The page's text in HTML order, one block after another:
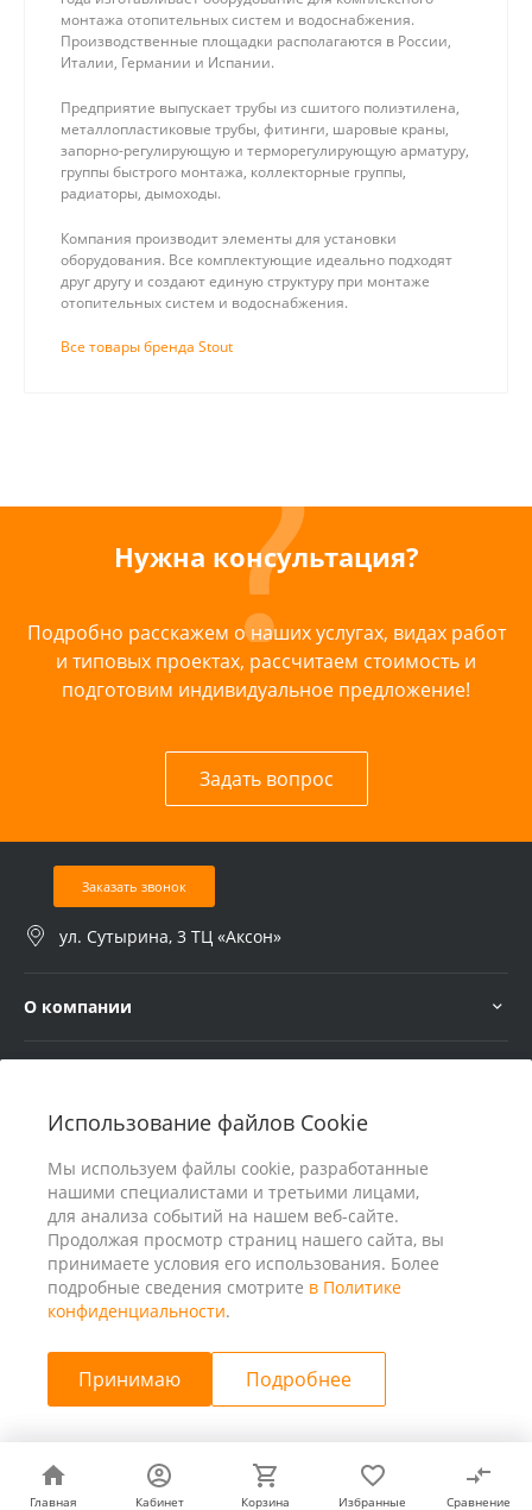
Использование файлов Cookie
Мы используем файлы cookie, разработанные
нашими специалистами и третьими лицами,
для анализа событий на нашем веб-сайте.
Продолжая просмотр страниц нашего сайта, вы
принимаете условия его использования. Более
подробные сведения смотрите в Политике
конфиденциальности.
Принимаю Подробнее
Главная Кабинет Корзина Избранные Сравнение
Главная Кабинет Корзина Избранные Сравнение
монтажа отопительных систем и водоснабжения.
Производственные площадки располагаются в России,
Италии, Германии и Испании.
Предприятие выпускает трубы из сшитого полиэтилена,
металлопластиковые трубы, фитинги, шаровые краны,
запорно-регулирующую и терморегулирующую арматуру,
группы быстрого монтажа, коллекторные группы,
радиаторы, дымоходы.
Компания производит элементы для установки
оборудования. Все комплектующие идеально подходят
друг другу и создают единую структуру при монтаже
отопительных систем и водоснабжения.
Все товары бренда Stout
Нужна консультация?
Подробно расскажем о наших услугах, видах работ
и типовых проектах, рассчитаем стоимость и
подготовим индивидуальное предложение!
Задать вопрос
Заказать звонок
ул. Сутырина, 3 ТЦ «Аксон»
О компании
© 2026 ООО «25 Киловатт» ИНН 4401188290, Все права
защищены